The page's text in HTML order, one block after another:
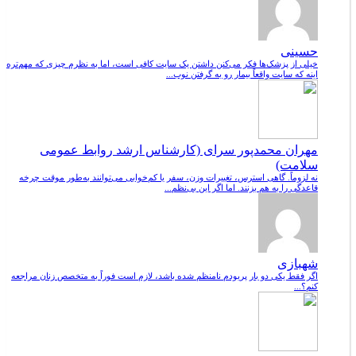
حسینی
خیلی از پزشک‌ها فکر می‌کنن داشتن یک سایت کافی است، اما به نظرم چیزی که مهم‌تره
اینه که سایت واقعاً بیمار رو به گرفتن نوب...
مهران محمدپور سرای (کارشناس ارشد روابط عمومی
سلامت)
نه لزوماً. گاهی استرس، تغییرات وزن، سفر یا کم‌خوابی می‌توانند به‌طور موقت چرخه
قاعدگی را به هم بزنند. اما اگر این بی‌نظم...
شهبازی
اگر فقط یکی دو بار پریودم نامنظم شده باشد، لازم است فوراً به متخصص زنان مراجعه
کنم؟...